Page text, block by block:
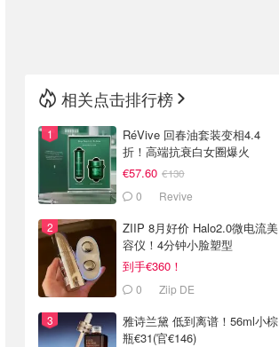
相关点击排行榜
RéVive 回春油套装变相4.4
折！高端抗衰白女圈爆火
€57.60 €130
0 Revive
ZIIP 8月好价 Halo2.0微电流美
容仪！4分钟小脸塑型
到手€360！
0 Ziip DE
雅诗兰黛 低到离谱！56ml小棕
瓶€31(官€146)